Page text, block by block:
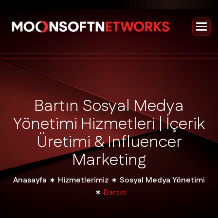
BartınSosyalMedya
Yönetimi Hizmetleri|İçerik
Üretimi&Influencer
Marketing
Anasayfa Hizmetlerimiz
Sosyal Medya Yönetimi
Bartın